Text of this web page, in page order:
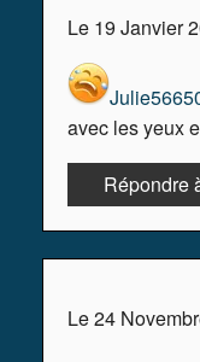
Le 19 Janvier
avec les yeux
Répondre
Le 24